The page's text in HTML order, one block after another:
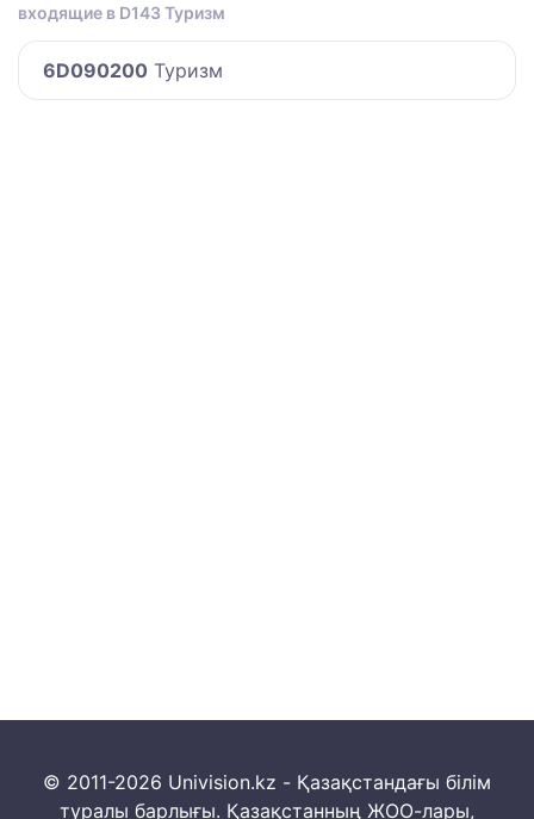
входящие в D143 Туризм
6D090200 Туризм
© 2011-2026 Univision.kz - Қазақстандағы білім
туралы барлығы. Қазақстанның ЖОО-лары,